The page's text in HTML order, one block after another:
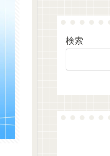
検索